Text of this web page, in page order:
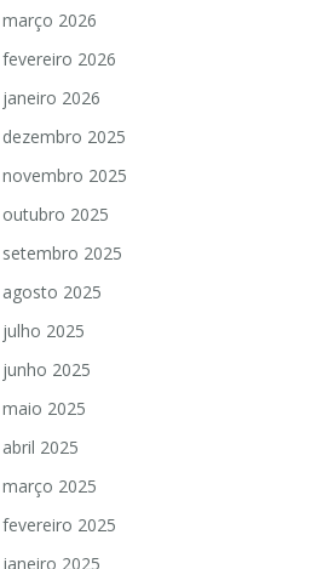
março 2026
fevereiro 2026
janeiro 2026
dezembro 2025
novembro 2025
outubro 2025
setembro 2025
agosto 2025
julho 2025
junho 2025
maio 2025
abril 2025
março 2025
fevereiro 2025
janeiro 2025